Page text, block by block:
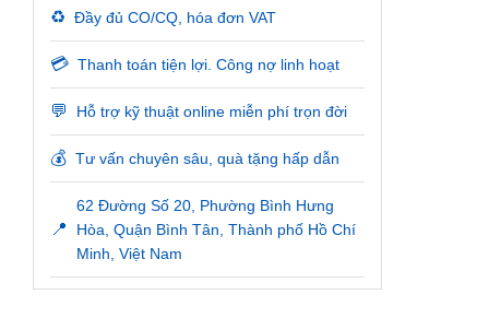
♻️ Đầy đủ CO/CQ, hóa đơn VAT
💳 Thanh toán tiện lợi. Công nợ linh hoạt
💬 Hỗ trợ kỹ thuật online miễn phí trọn đời
💰 Tư vấn chuyên sâu, quà tặng hấp dẫn
📍
62 Đường Số 20, Phường Bình Hưng
Hòa, Quận Bình Tân, Thành phố Hồ Chí
Minh, Việt Nam